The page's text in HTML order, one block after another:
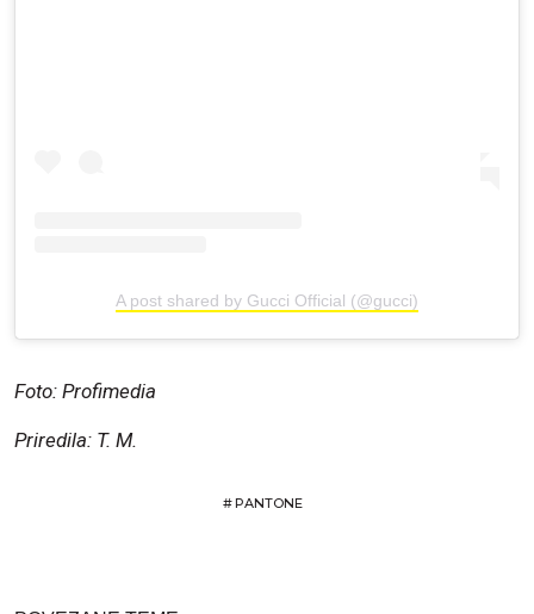
A post shared by Gucci Official (@gucci)
Foto: Profimedia
Priredila: T. M.
#PANTONE